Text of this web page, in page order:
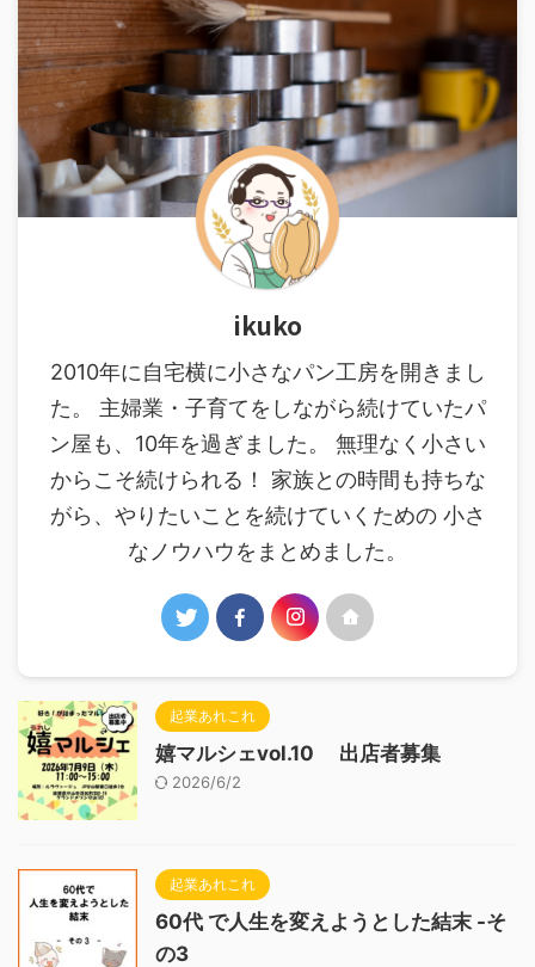
ikuko
2010年に自宅横に小さなパン工房を開きまし
た。 主婦業・子育てをしながら続けていたパ
ン屋も、10年を過ぎました。 無理なく小さい
からこそ続けられる！ 家族との時間も持ちな
がら、やりたいことを続けていくための 小さ
なノウハウをまとめました。
起業あれこれ
嬉マルシェvol.10 出店者募集
2026/6/2
起業あれこれ
60代 で人生を変えようとした結末 -そ
の3